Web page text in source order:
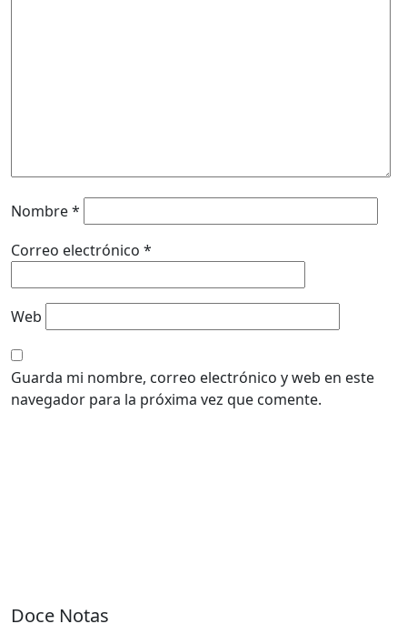
Nombre*
Correo electrónico *
Web
Guarda mi nombre, correo electrónico y web en este
navegador para la próxima vez que comente.
Doce Notas